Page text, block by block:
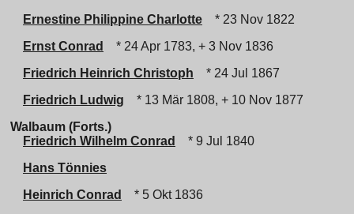
Ernestine Philippine Charlotte
* 23 Nov 1822
Ernst Conrad
* 24 Apr 1783, + 3 Nov 1836
Friedrich Heinrich Christoph
* 24 Jul 1867
Friedrich Ludwig
* 13 Mär 1808, + 10 Nov 1877
Walbaum (Forts.)
Friedrich Wilhelm Conrad
* 9 Jul 1840
Hans Tönnies
Heinrich Conrad
* 5 Okt 1836